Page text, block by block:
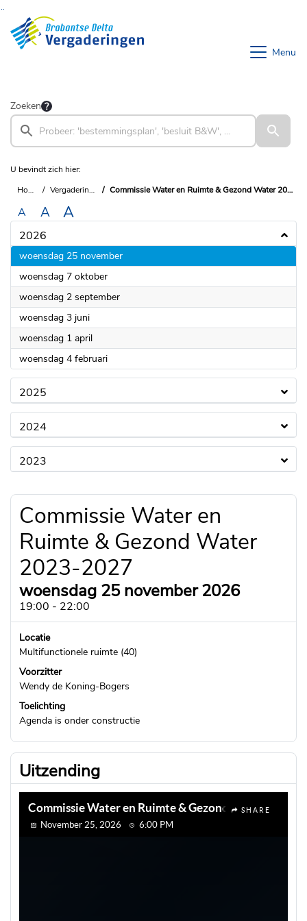
Ga naar de inhoud van deze pagina
Ga naar het zoeken
Ga naar het menu
Menu
Zoeken
U bevindt zich hier:
Home
Vergaderingen Commissie Water en Ruimte & Gezond Water 2023-2027
A A A
2026
woensdag 25 november2026
woensdag 7 oktober2026
woensdag 2 september2026
woensdag 3 juni2026
woensdag 1 april2026
woensdag 4 februari2026
2025
2024
2023
Commissie Water en
Ruimte & Gezond Water
2023-2027
woensdag 25 november 2026
19:00 - 22:00
Locatie
Multifunctionele ruimte (40)
Voorzitter
Wendy de Koning-Bogers
Toelichting
Agenda is onder constructie
Uitzending